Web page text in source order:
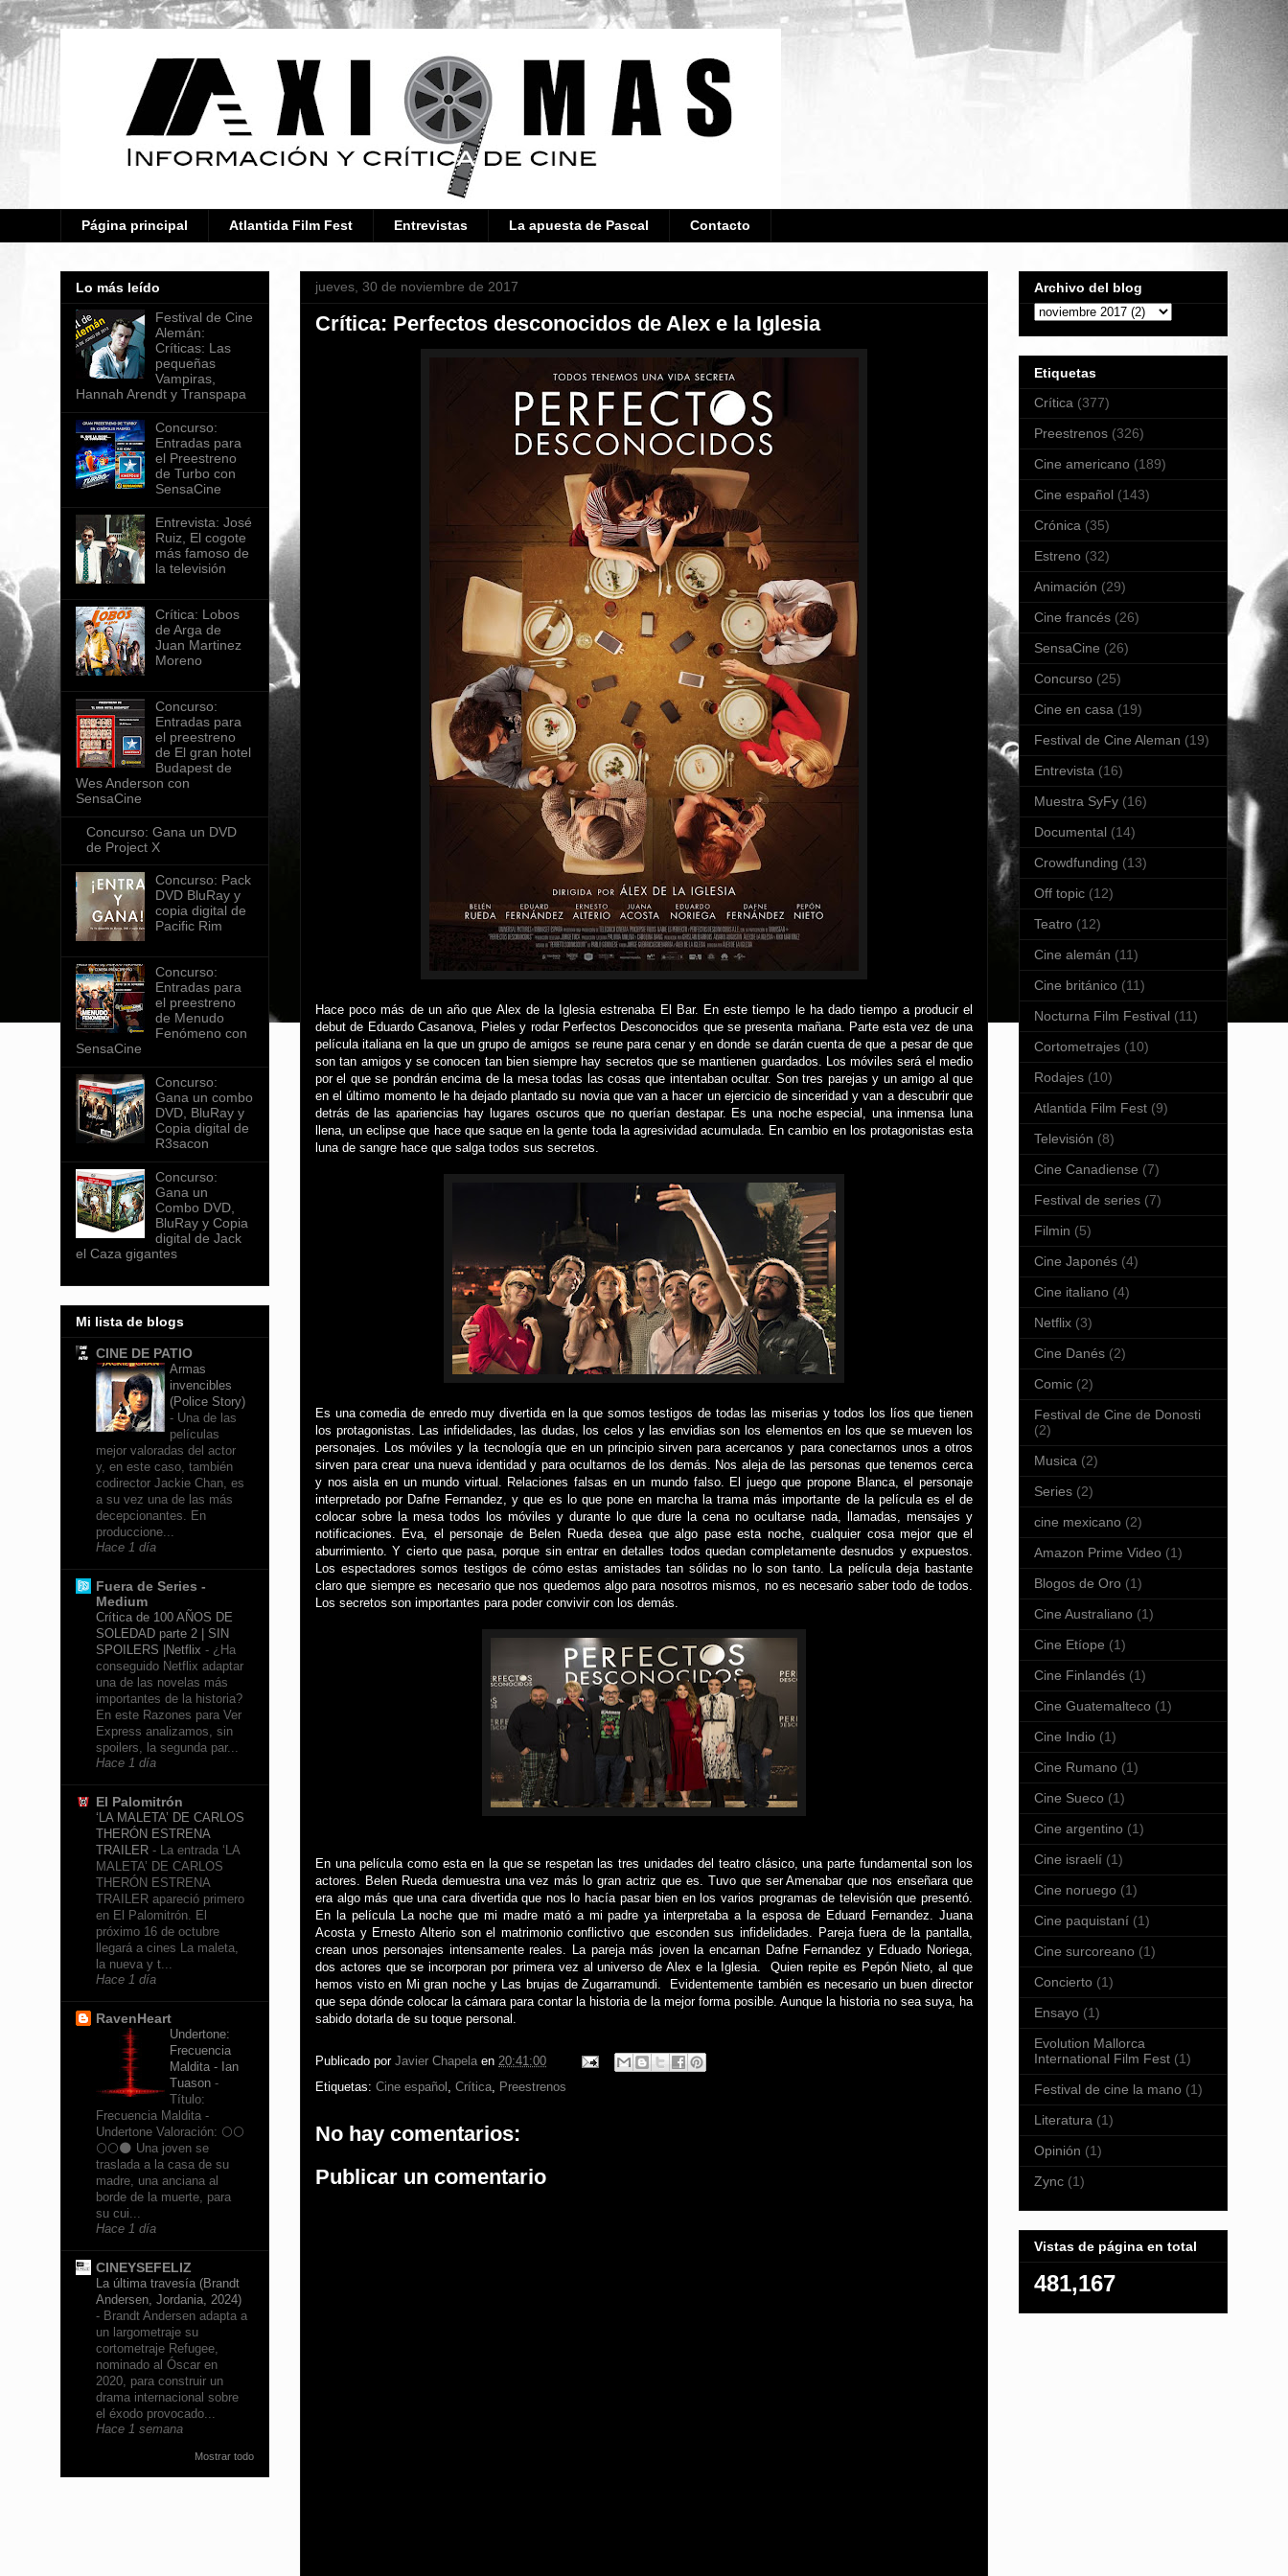
Página principal Atlantida Film Fest Entrevistas La apuesta de Pascal Contacto
jueves, 30 de noviembre de 2017
Crítica: Perfectos desconocidos de Alex e la Iglesia
Hace poco más de un año que Alex de la Iglesia estrenaba El Bar. En este tiempo le ha dado tiempo a producir el
debut de Eduardo Casanova, Pieles y rodar Perfectos Desconocidos que se presenta mañana. Parte esta vez de una
película italiana en la que un grupo de amigos se reune para cenar y en donde se darán cuenta de que a pesar de que
son tan amigos y se conocen tan bien siempre hay secretos que se mantienen guardados. Los móviles será el medio
por el que se pondrán encima de la mesa todas las cosas que intentaban ocultar. Son tres parejas y un amigo al que
en el último momento le ha dejado plantado su novia que van a hacer un ejercicio de sinceridad y van a descubrir que
detrás de las apariencias hay lugares oscuros que no querían destapar. Es una noche especial, una inmensa luna
llena, un eclipse que hace que saque en la gente toda la agresividad acumulada. En cambio en los protagonistas esta
luna de sangre hace que salga todos sus secretos.
Es una comedia de enredo muy divertida en la que somos testigos de todas las miserias y todos los líos que tienen
los protagonistas. Las infidelidades, las dudas, los celos y las envidias son los elementos en los que se mueven los
personajes. Los móviles y la tecnología que en un principio sirven para acercanos y para conectarnos unos a otros
sirven para crear una nueva identidad y para ocultarnos de los demás. Nos aleja de las personas que tenemos cerca
y nos aisla en un mundo virtual. Relaciones falsas en un mundo falso. El juego que propone Blanca, el personaje
interpretado por Dafne Fernandez, y que es lo que pone en marcha la trama más importante de la película es el de
colocar sobre la mesa todos los móviles y durante lo que dure la cena no ocultarse nada, llamadas, mensajes y
notificaciones. Eva, el personaje de Belen Rueda desea que algo pase esta noche, cualquier cosa mejor que el
aburrimiento. Y cierto que pasa, porque sin entrar en detalles todos quedan completamente desnudos y expuestos.
Los espectadores somos testigos de cómo estas amistades tan sólidas no lo son tanto. La película deja bastante
claro que siempre es necesario que nos quedemos algo para nosotros mismos, no es necesario saber todo de todos.
Los secretos son importantes para poder convivir con los demás.
En una película como esta en la que se respetan las tres unidades del teatro clásico, una parte fundamental son los
actores. Belen Rueda demuestra una vez más lo gran actriz que es. Tuvo que ser Amenabar que nos enseñara que
era algo más que una cara divertida que nos lo hacía pasar bien en los varios programas de televisión que presentó.
En la película La noche que mi madre mató a mi padre ya interpretaba a la esposa de Eduard Fernandez. Juana
Acosta y Ernesto Alterio son el matrimonio conflictivo que esconden sus infidelidades. Pareja fuera de la pantalla,
crean unos personajes intensamente reales. La pareja más joven la encarnan Dafne Fernandez y Eduado Noriega,
dos actores que se incorporan por primera vez al universo de Alex e la Iglesia. Quien repite es Pepón Nieto, al que
hemos visto en Mi gran noche y Las brujas de Zugarramundi. Evidentemente también es necesario un buen director
que sepa dónde colocar la cámara para contar la historia de la mejor forma posible. Aunque la historia no sea suya, ha
sabido dotarla de su toque personal.
Publicado por Javier Chapela en 20:41:00
Etiquetas: Cine español Crítica Preestrenos
No hay comentarios:
Publicar un comentario
Lo más leído
Festival de Cine
Alemán:
Críticas: Las
pequeñas
Vampiras,
Hannah Arendt y Transpapa
Concurso:
Entradas para
el Preestreno
de Turbo con
SensaCine
Entrevista: José
Ruiz, El cogote
más famoso de
la televisión
Crítica: Lobos
de Arga de
Juan Martinez
Moreno
Concurso:
Entradas para
el preestreno
de El gran hotel
Budapest de
Wes Anderson con
SensaCine
Concurso: Gana un DVD
de Project X
Concurso: Pack
DVD BluRay y
copia digital de
Pacific Rim
Concurso:
Entradas para
el preestreno
de Menudo
Fenómeno con
SensaCine
Concurso:
Gana un combo
DVD, BluRay y
Copia digital de
R3sacon
Concurso:
Gana un
Combo DVD,
BluRay y Copia
digital de Jack
el Caza gigantes
Mi lista de blogs
CINE DE PATIO
Armas
invencibles
(Police Story)
- Una de las
películas
mejor valoradas del actor
y, en este caso, también
codirector Jackie Chan, es
a su vez una de las más
decepcionantes. En
produccione...
Hace 1 día
Fuera de Series -
Medium
Crítica de 100 AÑOS DE
SOLEDAD parte 2 | SIN
SPOILERS |Netflix - ¿Ha
conseguido Netflix adaptar
una de las novelas más
importantes de la historia?
En este Razones para Ver
Express analizamos, sin
spoilers, la segunda par...
Hace 1 día
El Palomitrón
‘LA MALETA’ DE CARLOS
THERÓN ESTRENA
TRAILER - La entrada ‘LA
MALETA’ DE CARLOS
THERÓN ESTRENA
TRAILER apareció primero
en El Palomitrón. El
próximo 16 de octubre
llegará a cines La maleta,
la nueva y t...
Hace 1 día
RavenHeart
Undertone:
Frecuencia
Maldita - Ian
Tuason -
Título:
Frecuencia Maldita -
Undertone Valoración: 🌕🌕
🌕🌕🌑 Una joven se
traslada a la casa de su
madre, una anciana al
borde de la muerte, para
su cui...
Hace 1 día
CINEYSEFELIZ
La última travesía (Brandt
Andersen, Jordania, 2024)
- Brandt Andersen adapta a
un largometraje su
cortometraje Refugee,
nominado al Óscar en
2020, para construir un
drama internacional sobre
el éxodo provocado...
Hace 1 semana
Mostrar todo
Archivo del blog
Etiquetas
Crítica (377)
Preestrenos (326)
Cine americano (189)
Cine español (143)
Crónica (35)
Estreno (32)
Animación (29)
Cine francés (26)
SensaCine (26)
Concurso (25)
Cine en casa (19)
Festival de Cine Aleman (19)
Entrevista (16)
Muestra SyFy (16)
Documental (14)
Crowdfunding (13)
Off topic (12)
Teatro (12)
Cine alemán (11)
Cine británico (11)
Nocturna Film Festival (11)
Cortometrajes (10)
Rodajes (10)
Atlantida Film Fest (9)
Televisión (8)
Cine Canadiense (7)
Festival de series (7)
Filmin (5)
Cine Japonés (4)
Cine italiano (4)
Netflix (3)
Cine Danés (2)
Comic (2)
Festival de Cine de Donosti
(2)
Musica (2)
Series (2)
cine mexicano (2)
Amazon Prime Video (1)
Blogos de Oro (1)
Cine Australiano (1)
Cine Etíope (1)
Cine Finlandés (1)
Cine Guatemalteco (1)
Cine Indio (1)
Cine Rumano (1)
Cine Sueco (1)
Cine argentino (1)
Cine israelí (1)
Cine noruego (1)
Cine paquistaní (1)
Cine surcoreano (1)
Concierto (1)
Ensayo (1)
Evolution Mallorca
International Film Fest (1)
Festival de cine la mano (1)
Literatura (1)
Opinión (1)
Zync (1)
Vistas de página en total
481,167